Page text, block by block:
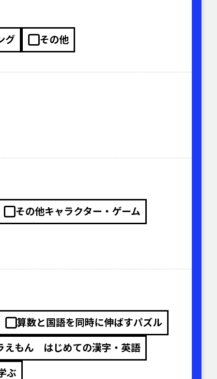
グ その他
その他キャラクター・ゲーム
算数と国語を同時に伸ばすパズル
えもん はじめての漢字・英語
ぶ